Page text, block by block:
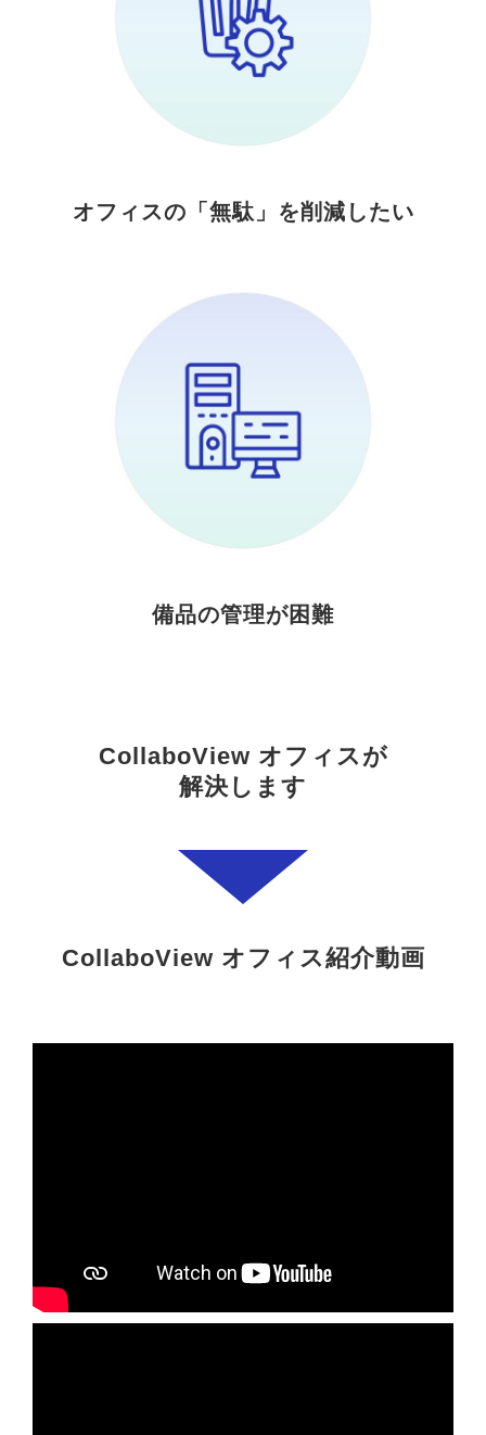
オフィスの「無駄」を削減したい
備品の管理が困難
CollaboView オフィスが
解決します
CollaboView オフィス紹介動画